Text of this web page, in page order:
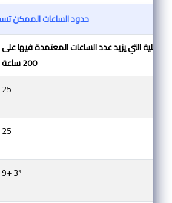
حدود الساعات الممكن
للكلية التي يزيد عدد الساعات المعتمدة فيها على
200 ساعة
25
25
9+ 3*